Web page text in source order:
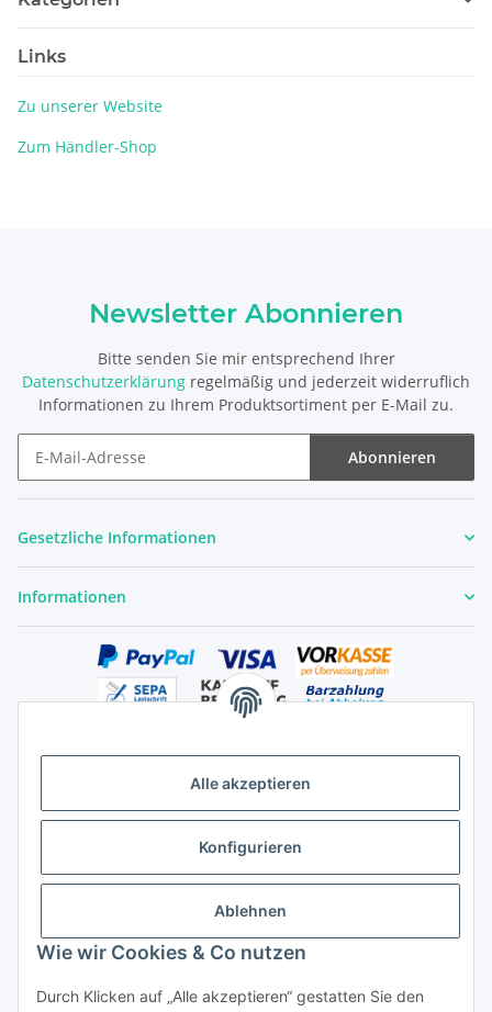
Alle akzeptieren
Konfigurieren
Ablehnen
Wie wir Cookies & Co nutzen
Durch Klicken auf „Alle akzeptieren“ gestatten Sie den
Links
Zu unserer Website
Zum Händler-Shop
Newsletter Abonnieren
Bitte senden Sie mir entsprechend Ihrer
Datenschutzerklärung regelmäßig und jederzeit widerruflich
Informationen zu Ihrem Produktsortiment per E-Mail zu.
Abonnieren
Gesetzliche Informationen
Informationen